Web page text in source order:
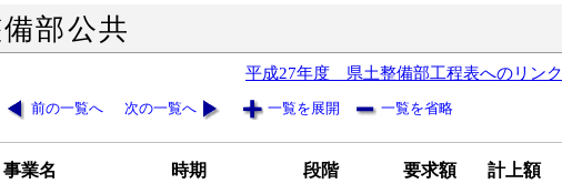
部公共
平成27年度 県土整備部工程表へのリンク
前の一覧へ 次の一覧へ 一覧を展開 一覧を省略
事業名 時期 段階 要求額 計上額